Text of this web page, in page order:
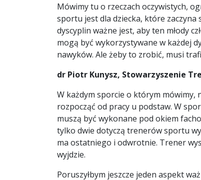
Mówimy tu o rzeczach oczywistych,
sportu jest dla dziecka, które
dyscyplin ważne jest, aby ten młody
mogą być wykorzystywane w każdej
nawyków. Ale żeby to zrobić, musi
dr Piotr Kunysz, Stowarzyszenie
W każdym sporcie o którym mówimy,
rozpocząć od pracy u podstaw. W
muszą być wykonane pod okiem
tylko dwie dotyczą trenerów sportu
ma ostatniego i odwrotnie. Trener
wyjdzie.
Poruszyłbym jeszcze jeden aspekt